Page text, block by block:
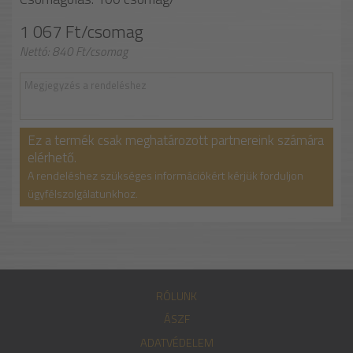
1 067 Ft/csomag
Nettó: 840 Ft/csomag
Ez a termék csak meghatározott partnereink számára
elérhető.
A rendeléshez szükséges információkért kérjük forduljon
ügyfélszolgálatunkhoz.
RÓLUNK
ÁSZF
ADATVÉDELEM